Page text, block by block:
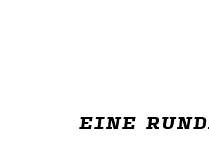
EINE